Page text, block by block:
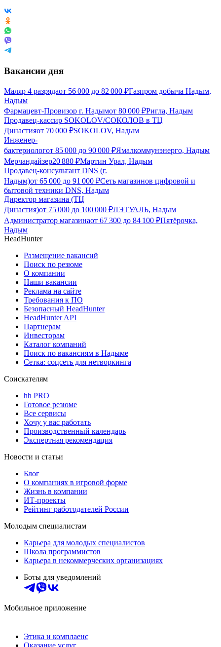
Вакансии дня
Маляр 4 разрядаот 56 000 до 82 000 ₽Газпром добыча Надым,
Надым
Фармацевт-Провизор г. Надымот 80 000 ₽Ригла, Надым
Продавец-кассир SOKOLOV/СОКОЛОВ в ТЦ
Династияот 70 000 ₽SOKOLOV, Надым
Инженер-
бактериологот 85 000 до 90 000 ₽Ямалкоммунэнерго, Надым
Мерчандайзер20 880 ₽Мартин Урал, Надым
Продавец-консультант DNS (г.
Надым)от 65 000 до 91 000 ₽Сеть магазинов цифровой и
бытовой техники DNS, Надым
Директор магазина (ТЦ
Династия)от 75 000 до 100 000 ₽ЛЭТУАЛЬ, Надым
Администратор магазинаот 67 300 до 84 100 ₽Пятёрочка,
Надым
HeadHunter
Размещение вакансий
Поиск по резюме
О компании
Наши вакансии
Реклама на сайте
Требования к ПО
Безопасный HeadHunter
HeadHunter API
Партнерам
Инвесторам
Каталог компаний
Поиск по вакансиям в Надыме
Сетка: соцсеть для нетворкинга
Соискателям
hh PRO
Готовое резюме
Все сервисы
Хочу у вас работать
Производственный календарь
Экспертная рекомендация
Новости и статьи
Блог
О компаниях в игровой форме
Жизнь в компании
ИТ-проекты
Рейтинг работодателей России
Молодым специалистам
Карьера для молодых специалистов
Школа программистов
Карьера в некоммерческих организациях
Боты для уведомлений
Мобильное приложение
Этика и комплаенс